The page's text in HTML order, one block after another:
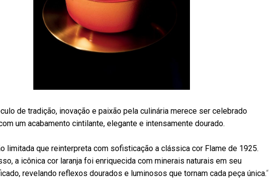
de tradição, inovação e paixão pela culinária merece ser celebrado
um acabamento cintilante, elegante e intensamente dourado.
limitada que reinterpreta com sofisticação a clássica cor Flame de 1925.
a icônica cor laranja foi enriquecida com minerais naturais em seu
revelando reflexos dourados e luminosos que tornam cada peça única.“